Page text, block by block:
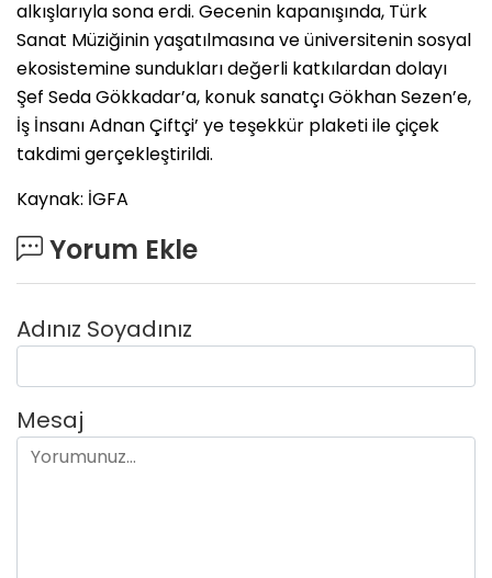
alkışlarıyla sona erdi. Gecenin kapanışında, Türk
Sanat Müziğinin yaşatılmasına ve üniversitenin sosyal
ekosistemine sundukları değerli katkılardan dolayı
Şef Seda Gökkadar’a, konuk sanatçı Gökhan Sezen’e,
İş İnsanı Adnan Çiftçi’ ye teşekkür plaketi ile çiçek
takdimi gerçekleştirildi.
Kaynak: İGFA
Yorum Ekle
Adınız Soyadınız
Mesaj